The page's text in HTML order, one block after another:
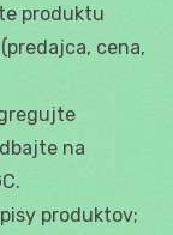
produktu
cena,
na
produktov;